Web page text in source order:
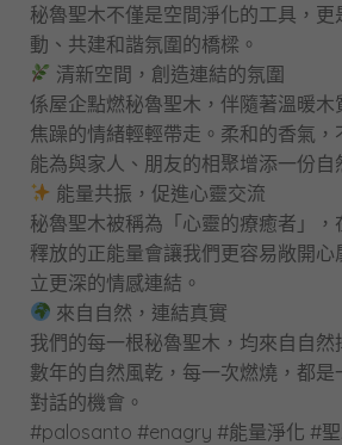
秘魯聖木不僅是空間淨化的工具，更
動、共建和諧氛圍的橋樑。
清新空間，創造連結的氛圍
係屋企點燃秘魯聖木，伴隨著溫暖木
焦躁的情緒輕輕帶走。柔和的香氣，
能為與家人、朋友的相聚增添一份自
能量共振，促進心靈交流
秘魯聖木被稱為「心靈的療癒者」，
釋放的正能量會讓我們更容易敞開心
立更深的情感連結。
來自自然，連結真實
我們的每一根秘魯聖木，均來自自然
數年的自然風乾，每一次燃燒，都是
對話的機會。
#palosanto #enagry #能量淨化 #